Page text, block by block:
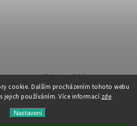
cookie. Dalším procházením tohoto webu
jejich používáním. Více informací zde.
Nastavení
-
Balónky metalické - 090 BLACK -
50 ks
Skladem